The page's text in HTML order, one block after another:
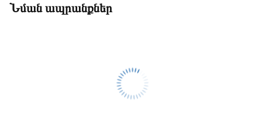
Նման ապրանքներ